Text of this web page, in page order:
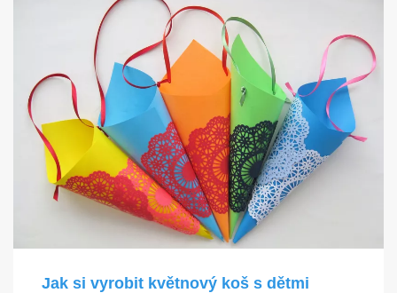
Jak si vyrobit květnový koš s dětmi